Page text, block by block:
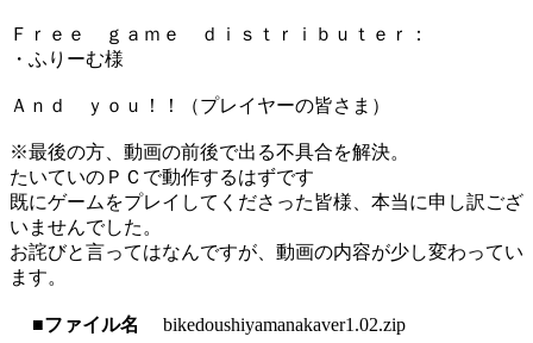
Ｆｒｅｅ ｇａｍｅ ｄｉｓｔｒｉｂｕｔｅｒ：
・ふりーむ様
Ａｎｄ ｙｏｕ！！（プレイヤーの皆さま）
※最後の方、動画の前後で出る不具合を解決。
たいていのＰＣで動作するはずです
既にゲームをプレイしてくださった皆様、本当に申し訳ござ
いませんでした。
お詫びと言ってはなんですが、動画の内容が少し変わってい
ます。
■ファイル名
bikedoushiyamanakaver1.02.zip